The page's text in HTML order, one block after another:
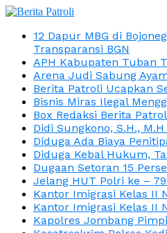
12 Dapur MBG di
Transparansi BGN
APH Kabupaten Tuban
Arena Judi Sabung
Berita Patroli Ucapkan
Bisnis Miras Ilegal
Box Redaksi Berita
Didi Sungkono, S.H.,
Diduga Ada Biaya
Diduga Kebal Hukum,
Dugaan Setoran 15
Jelang HUT Polri ke –
Kantor Imigrasi Kelas II
Kantor Imigrasi Kelas II
Kapolres Jombang